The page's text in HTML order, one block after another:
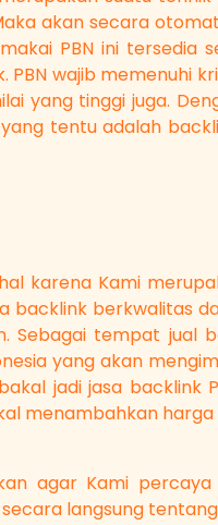
akan secara
PBN ini tersedia
wajib memenuhi
yang tinggi juga.
tentu adalah
karena Kami
backlink berkwalitas
Sebagai tempat jual
yang akan
jadi jasa backlink
menambahkan
agar Kami percaya
langsung tentang